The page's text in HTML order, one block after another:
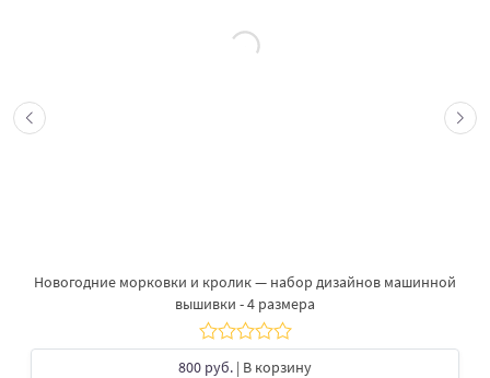
Новогодние морковки и кролик — набор дизайнов машинной
вышивки - 4 размера
800 руб. | В корзину